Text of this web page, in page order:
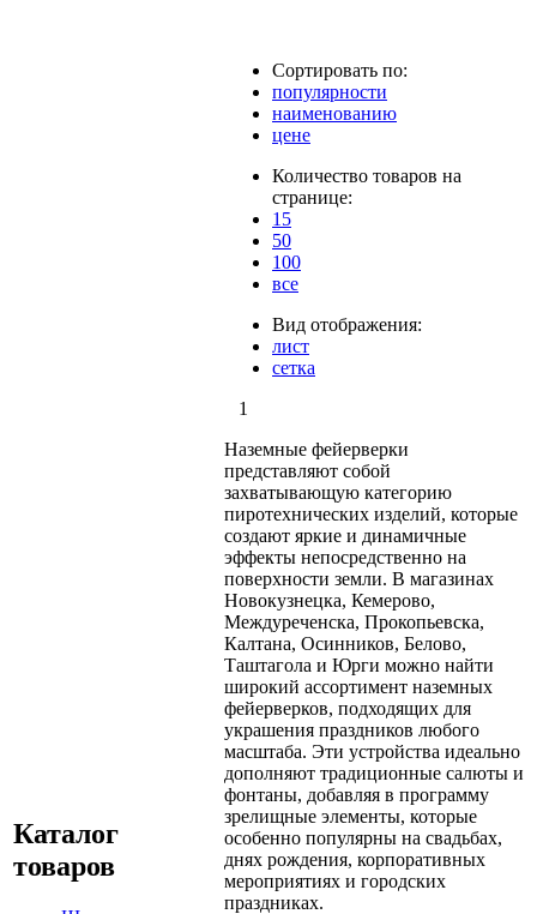
Каталог
товаров
Сортировать по:
популярности
наименованию
цене
Количество товаров на
странице:
15
50
100
все
Вид отображения:
лист
сетка
1
Наземные фейерверки
представляют собой
захватывающую категорию
пиротехнических изделий, которые
создают яркие и динамичные
эффекты непосредственно на
поверхности земли. В магазинах
Новокузнецка, Кемерово,
Междуреченска, Прокопьевска,
Калтана, Осинников, Белово,
Таштагола и Юрги можно найти
широкий ассортимент наземных
фейерверков, подходящих для
украшения праздников любого
масштаба. Эти устройства идеально
дополняют традиционные салюты и
фонтаны, добавляя в программу
зрелищные элементы, которые
особенно популярны на свадьбах,
днях рождения, корпоративных
мероприятиях и городских
праздниках.